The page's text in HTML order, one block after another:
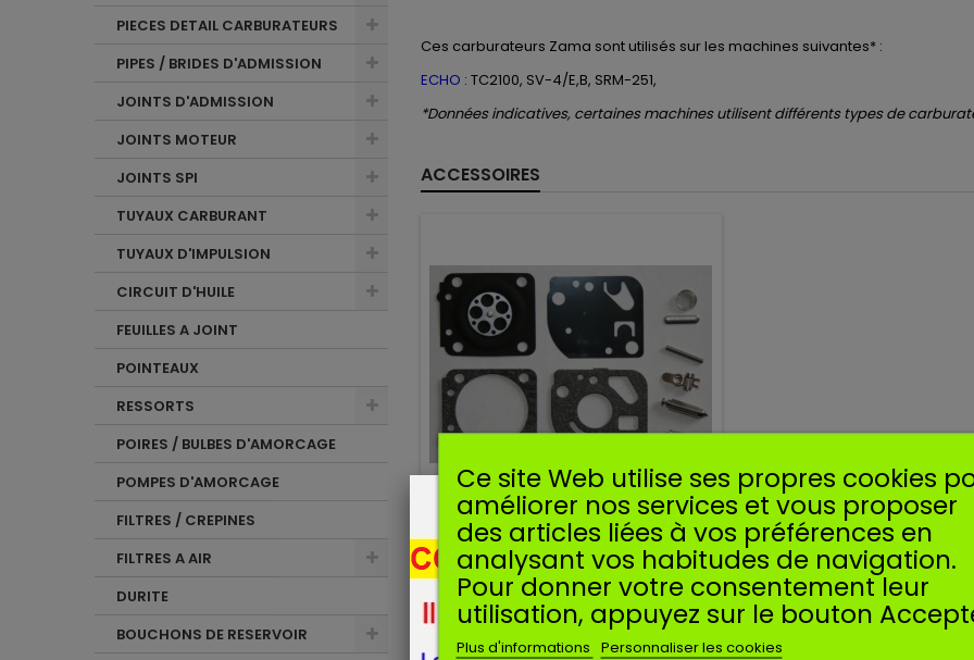
PIECES DETAIL CARBURATEURS
PIPES / BRIDES D'ADMISSION
JOINTS D'ADMISSION
JOINTS MOTEUR
JOINTS SPI
TUYAUX CARBURANT
TUYAUX D'IMPULSION
CIRCUIT D'HUILE
FEUILLES A JOINT
POINTEAUX
RESSORTS
POIRES / BULBES D'AMORCAGE
POMPES D'AMORCAGE
FILTRES / CREPINES
FILTRES A AIR
DURITE
BOUCHONS DE RESERVOIR
Ces carburateurs Zama sont utilisés sur les machines suivantes* :
ECHO : TC2100, SV-4/E,B, SRM-251,
*Données indicatives, certaines machines utilisent différents types de
ACCESSOIRES
RéférenceSRB-71
Manufacturer:SOSMEMBRANES
KIT MEMBRANES RB-71 POUR ZAMA
Kit membranes RB-71 RB71 de réfection
Ce site Web utilise ses propres cookies
améliorer nos services et vous proposer
des articles liées à vos préférences en
analysant vos habitudes de navigation.
Pour donner votre consentement leur
utilisation, appuyez sur le bouton
Plus d'informations Personnaliser les cookies